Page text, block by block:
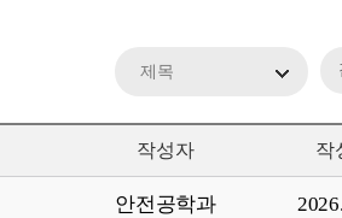
제목
작성자 작
안전공학과